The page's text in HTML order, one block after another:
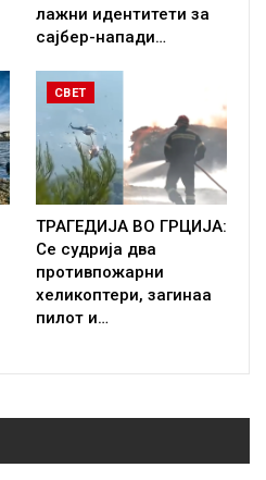
лажни идентитети за
сајбер-напади…
СВЕТ
ТРАГЕДИЈА ВО ГРЦИЈА:
Се судрија два
противпожарни
хеликоптери, загинаа
пилот и…